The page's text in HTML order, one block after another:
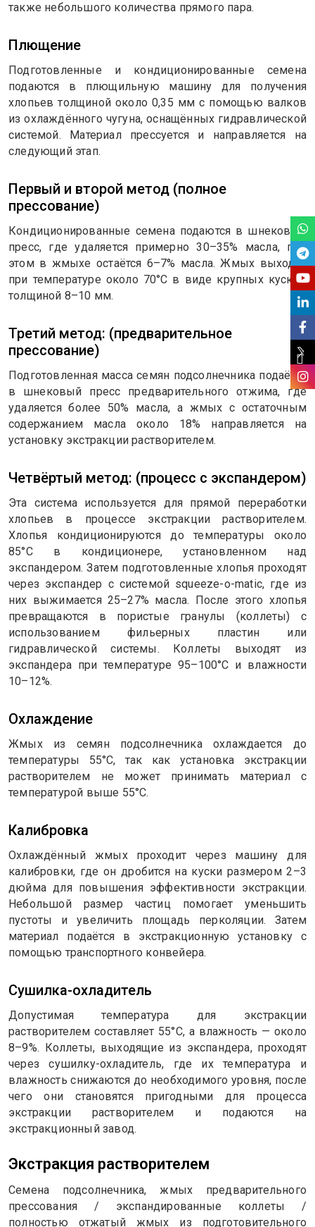
также небольшого количества прямого пара.
Плющение
Подготовленные и кондиционированные семена
подаются в плющильную машину для получения
хлопьев толщиной около 0,35 мм с помощью валков
из охлаждённого чугуна, оснащённых гидравлической
системой. Материал прессуется и направляется на
следующий этап.
Первый и второй метод (полное
прессование)
Кондиционированные семена подаются в шнековый
пресс, где удаляется примерно 30–35% масла, при
этом в жмыхе остаётся 6–7% масла. Жмых выходит
при температуре около 70°C в виде крупных кусков
толщиной 8–10 мм.
Третий метод: (предварительное
прессование)
Подготовленная масса семян подсолнечника подаётся
в шнековый пресс предварительного отжима, где
удаляется более 50% масла, а жмых с остаточным
содержанием масла около 18% направляется на
установку экстракции растворителем.
Четвёртый метод: (процесс с экспандером)
Эта система используется для прямой переработки
хлопьев в процессе экстракции растворителем.
Хлопья кондиционируются до температуры около
85°C в кондиционере, установленном над
экспандером. Затем подготовленные хлопья проходят
через экспандер с системой squeeze-o-matic, где из
них выжимается 25–27% масла. После этого хлопья
превращаются в пористые гранулы (коллеты) с
использованием фильерных пластин или
гидравлической системы. Коллеты выходят из
экспандера при температуре 95–100°C и влажности
10–12%.
Охлаждение
Жмых из семян подсолнечника охлаждается до
температуры 55°C, так как установка экстракции
растворителем не может принимать материал с
температурой выше 55°C.
Калибровка
Охлаждённый жмых проходит через машину для
калибровки, где он дробится на куски размером 2–3
дюйма для повышения эффективности экстракции.
Небольшой размер частиц помогает уменьшить
пустоты и увеличить площадь перколяции. Затем
материал подаётся в экстракционную установку с
помощью транспортного конвейера.
Сушилка-охладитель
Допустимая температура для экстракции
растворителем составляет 55°C, а влажность — около
8–9%. Коллеты, выходящие из экспандера, проходят
через сушилку-охладитель, где их температура и
влажность снижаются до необходимого уровня, после
чего они становятся пригодными для процесса
экстракции растворителем и подаются на
экстракционный завод.
Экстракция растворителем
Семена подсолнечника, жмых предварительного
прессования / экспандированные коллеты /
полностью отжатый жмых из подготовительного